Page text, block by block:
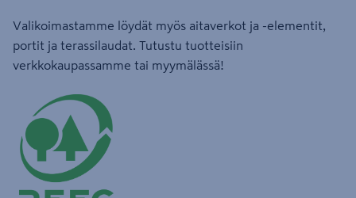
Valikoimastamme löydät myös aitaverkot ja -elementit,
portit ja terassilaudat. Tutustu tuotteisiin
verkkokaupassamme tai myymälässä!